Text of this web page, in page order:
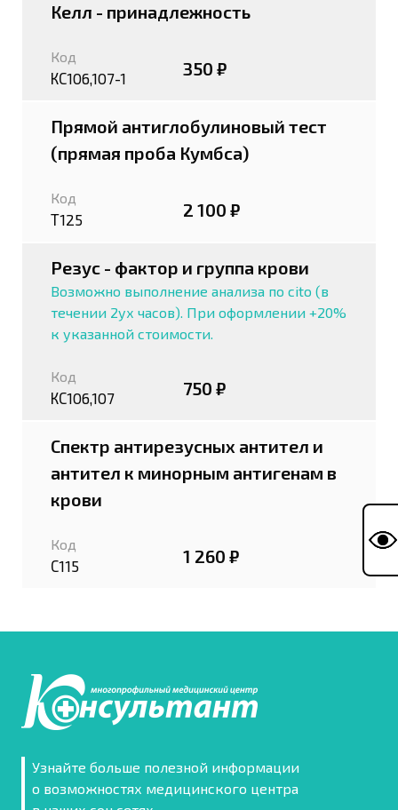
Келл - принадлежность
Код
КС106,107-1 350 ₽
Прямой антиглобулиновый тест
(прямая проба Кумбса)
Код
Т125 2 100 ₽
Резус - фактор и группа крови
Возможно выполнение анализа по cito (в
течении 2ух часов). При оформлении +20%
к указанной стоимости.
Код
КС106,107 750 ₽
Спектр антирезусных антител и
антител к минорным антигенам в
крови
Код
С115 1 260 ₽
Узнайте больше полезной информации
о возможностях медицинского центра